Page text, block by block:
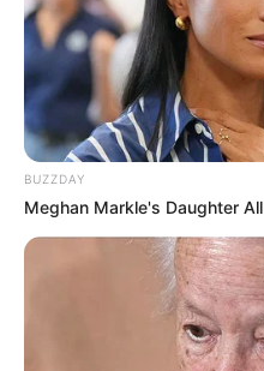
Bikin Ngakak, 10
Cosplay Murah Pakai
Seadanya
Anti Mainstream, 10
Membawa Barang
Versi Warga Thailand
BUZZDAY
Meghan Markle's Daughter